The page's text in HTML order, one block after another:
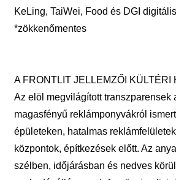
KeLing, TaiWei, Food és DGI
*zökkenőmentes
A FRONTLIT JELLEMZŐI KÜLTÉRI
Az elöl megvilágított transzparensek
magasfényű reklámponyvákról
épületeken, hatalmas
központok, építkezések előtt. Az
szélben, időjárásban és nedves